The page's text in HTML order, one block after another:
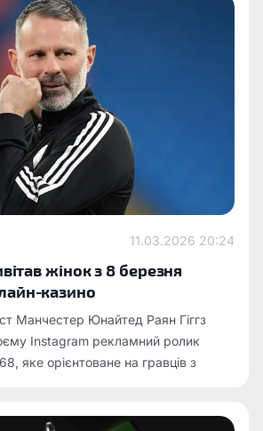
11.03.2026 20:24
жінок з 8 березня
казино
Манчестер Юнайтед Раян Гіггз
Instagram рекламний ролик
яке орієнтоване на гравців з